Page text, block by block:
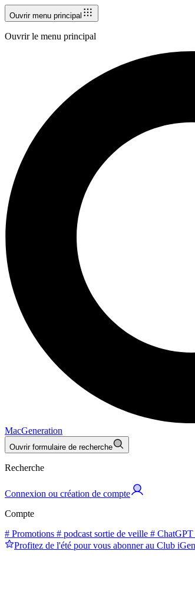
Ouvrir menu principal
Ouvrir le menu principal
MacGeneration
Ouvrir formulaire de recherche
Recherche
Connexion ou création de compte
Compte
# Promotions # podcast sortie de veille # ChatGPT
Profitez de l'été pour vous abonner au Club